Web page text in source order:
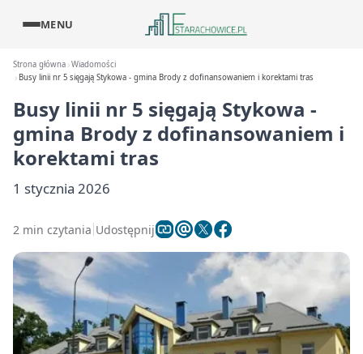
MENU
Strona główna Wiadomości
Busy linii nr 5 sięgają Stykowa - gmina Brody z dofinansowaniem i korektami tras
Busy linii nr 5 sięgają Stykowa -
gmina Brody z dofinansowaniem i
korektami tras
1 stycznia 2026
2 min czytania Udostępnij